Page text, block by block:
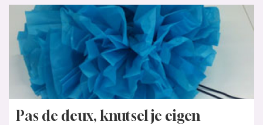
Pas de deux, knutsel je eigen